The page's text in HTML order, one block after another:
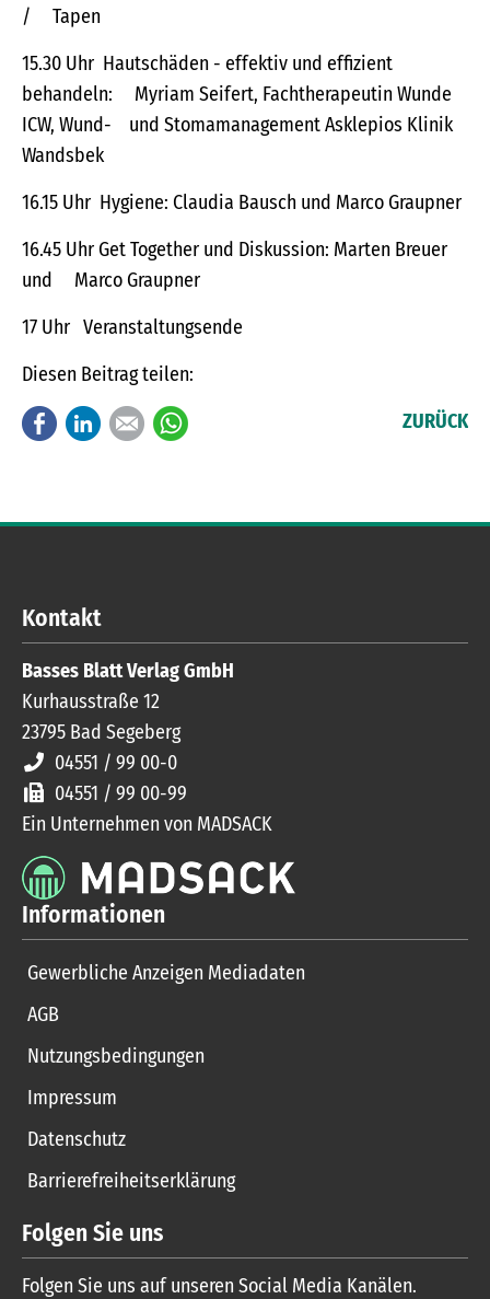
/ Tapen
15.30 Uhr Hautschäden - effektiv und effizient
behandeln: Myriam Seifert, Fachtherapeutin Wunde
ICW, Wund- und Stomamanagement Asklepios Klinik
Wandsbek
16.15 Uhr Hygiene: Claudia Bausch und Marco Graupner
16.45 Uhr Get Together und Diskussion: Marten Breuer
und Marco Graupner
17 Uhr Veranstaltungsende
Diesen Beitrag teilen:
FacebookLinkedInE-mail ZURÜCK
Kontakt
Basses Blatt Verlag GmbH
Kurhausstraße 12
23795 Bad Segeberg
04551 / 99 00-0
04551 / 99 00-99
Ein Unternehmen von MADSACK
Informationen
Gewerbliche Anzeigen Mediadaten
AGB
Nutzungsbedingungen
Impressum
Datenschutz
Barrierefreiheitserklärung
Folgen Sie uns
Folgen Sie uns auf unseren Social Media Kanälen.